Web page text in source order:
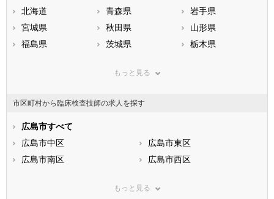
北海道 青森県
岩手県
宮城県
秋田県
山形県
福島県
茨城県
栃木県
神奈川県
石川県
福井県
静岡県
滋賀県
大阪府
兵庫県
和歌山県
山口県
もっと見る
市区町村から臨床検査技師の求人を探す
広島市すべて
広島市中区
広島市東区
広島市南区
広島市西区
広島市佐伯区
もっと見る